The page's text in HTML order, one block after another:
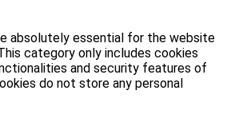
absolutely essential for the website
category only includes cookies
and security features of
do not store any personal